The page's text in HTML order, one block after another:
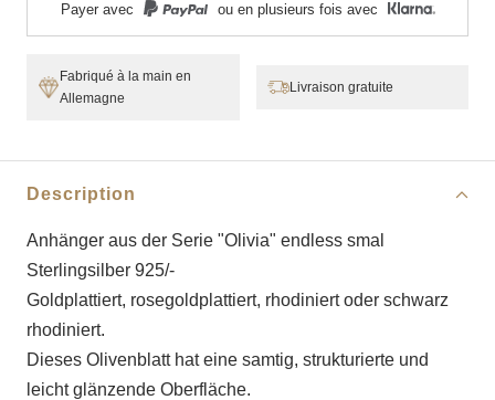
Payer avec ou en plusieurs fois avec
Fabriqué à la main en
Allemagne
Livraison gratuite
Description
Anhänger aus der Serie "Olivia" endless smal
Sterlingsilber 925/-
Goldplattiert, rosegoldplattiert, rhodiniert oder schwarz
rhodiniert.
Dieses Olivenblatt hat eine samtig, strukturierte und
leicht g länzende Oberfläche.